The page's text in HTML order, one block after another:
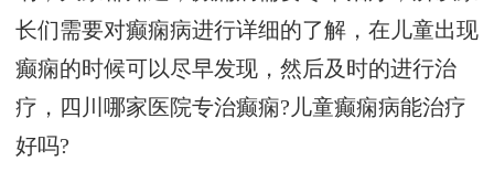
长们需要对癫痫病进行详细的了解，在儿童出现
癫痫的时候可以尽早发现，然后及时的进行治
疗，四川哪家医院专治癫痫?儿童癫痫病能治疗
好吗?